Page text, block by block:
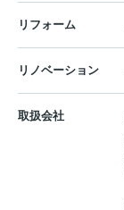
リフォーム
リノベーション
取扱会社